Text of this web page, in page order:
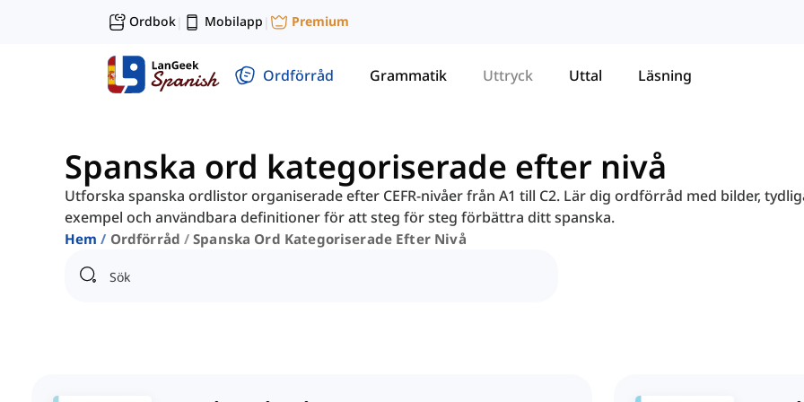
Ordbok| Mobilapp | Premium
Ordförråd Grammatik Uttryck Uttal Läsning
Spanska ord kategoriserade efter nivå
Utforska spanska ordlistor organiserade efter CEFR-nivåer från A1 till C2. Lär dig ordförråd med bilder,
exempel och användbara definitioner för att steg för steg förbättra ditt spanska.
Hem Ordförråd Spanska Ord Kategoriserade Efter Nivå